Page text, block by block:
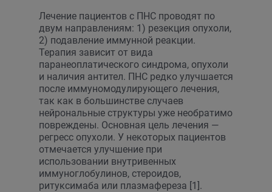
Лечение пациентов с ПНС проводят по
двум направлениям: 1) резекция опухоли,
2) подавление иммунной реакции.
Терапия зависит от вида
паранеоплатического синдрома, опухоли
и наличия антител. ПНС редко улучшается
после иммуномодулирующего лечения,
так как в большинстве случаев
нейрональные структуры уже необратимо
повреждены. Основная цель лечения —
регресс опухоли. У некоторых пациентов
отмечается улучшение при
использовании внутривенных
иммуноглобулинов, стероидов,
ритуксимаба или плазмафереза [1].